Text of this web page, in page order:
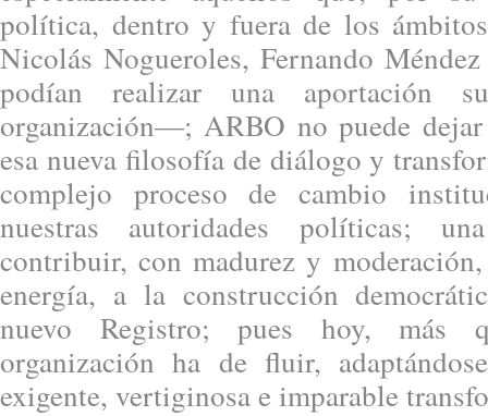
política, dentro y fuera de los
Nicolás Nogueroles, Fernando
podían realizar una aportación
organización—; ARBO no puede
esa nueva filosofía de diálogo y
complejo proceso de cambio
nuestras autoridades políticas;
contribuir, con madurez y
energía, a la construcción
nuevo Registro; pues hoy, más
organización ha de fluir,
exigente, vertiginosa e imparable